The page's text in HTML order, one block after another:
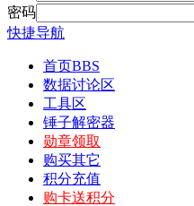
密码
快捷导航
首页BBS
数据讨论区
工具区
锤子解密器
勋章领取
购买其它
积分充值
购卡送积分